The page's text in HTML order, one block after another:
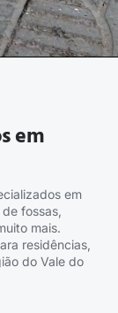
em
em
fossas,
mais.
residências,
do Vale do